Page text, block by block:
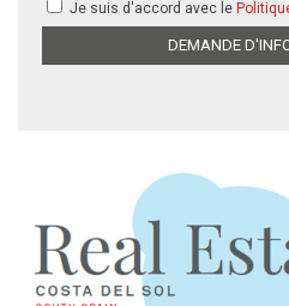
Je suis d'accord avec le